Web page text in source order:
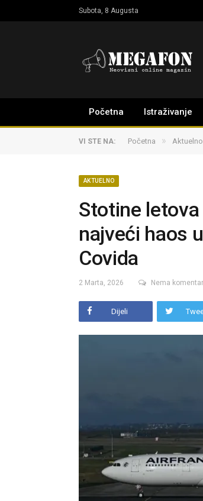
Subota, 8 Augusta
Početna Istraživanje
VI STE NA: Početna » Aktuelno
AKTUELNO
Stotine
najveći haos
Covida
2 Marta, 2026 Nema
Dijeli